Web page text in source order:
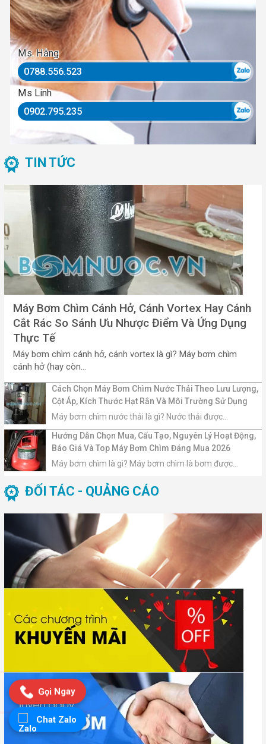
Ms. Hằng
0788.556.523
Ms Linh
0902.795.235
TIN TỨC
Máy Bơm Chìm Cánh Hở, Cánh Vortex Hay Cánh
Cắt Rác So Sánh Ưu Nhược Điểm Và Ứng Dụng
Thực Tế
Máy bơm chìm cánh hở, cánh vortex là gì? Máy bơm chìm
cánh hở (hay còn...
Cách Chọn Máy Bơm Chìm Nước Thải Theo Lưu Lượng,
Cột Áp, Kích Thước Hạt Rắn Và Môi Trường Sử Dụng
Máy bơm chìm nước thải là gì? Nước thải được...
Hướng Dẫn Chọn Mua, Cấu Tạo, Nguyên Lý Hoạt Động,
Báo Giá Và Top Máy Bơm Chìm Đáng Mua 2026
Máy bơm chìm là gì? Máy bơm chìm là bơm được...
ĐỐI TÁC - QUẢNG CÁO
Gọi Ngay
Chat Zalo